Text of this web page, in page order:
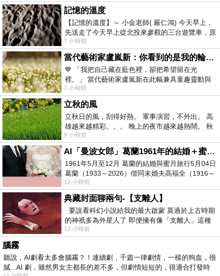
記憶的溫度
【記憶的溫度】～ 小金老師( 嚴仁鴻) 今天早上，
先送走了今天早上從北投來參觀的三台遊覽車，原
以為展場已經差不多要安靜下來，卻發
7 小時前
當代藝術家盧嵐新：你看到的是我的輪廓，還是你的故事？——藏在藍色裡的希望與光
💙 「我把自己藏在藍色裡，卻把希望留在光
裡。」 當代藝術家盧嵐新在此幅兼具童趣靈動與
抽象韻味的新作中，用湛藍的羽翼般色塊包覆著
7 小時前
立秋的風
立秋日的風，刮得好熱。 軍事演習，不外出。 高
雄越來越精彩。。。 晚上的夜市越來越熱鬧。 秋
天的風刮得很熱 夜遊消暑熱。。。
9 小時前
AI「曼波女郎」葛蘭1961年的結婚＋蜜月旅行 #戀上老電影 #葛蘭 #粟子
1961年5月至12月 葛蘭的結婚與蜜月旅行5月04日
葛蘭（1933～2026）偕同未婚夫高福全（1916～
2004）乘郵輪赴倫敦6月15日於英國倫敦St.S
12 小時前
典藏封面聊兩句-【支離人】
要說看科幻小說給我的最大啟蒙 莫過於上古時期
的神祇多為外星人了 即便擁有像「支離人」這種
驚世駭俗的神通法門 也未必讀
12 小時前
腦霧
聽說，AI劇看太多會腦霧？！連續劇，千篇一律劇情，一樣的狗血，很
膩...AI 劇，雖然男女主都長的差不多，但劇情短短的，很適合打發時